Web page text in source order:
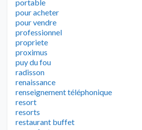
portable
pour acheter
pour vendre
professionnel
propriete
proximus
puy du fou
radisson
renaissance
renseignement téléphonique
resort
resorts
restaurant buffet